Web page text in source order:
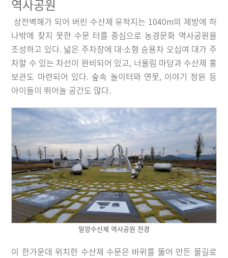
역사공원
상전벽해가 되어 버린 수산제 유적지는 1040m의 제방에 하
나밖에 찾지 못한 수문 터를 중심으로 농경문화 역사공원을
조성하고 있다. 넓은 주차장에 대·소형 승용차 오십여 대가 주
차할 수 있는 차선이 완비되어 있고, 너울림 마당과 수산제 홍
보관도 마련되어 있다. 숲속 놀이터와 연못, 이야기 정원 등
아이들이 뛰어놀 공간도 많다.
밀양수산제 역사공원 전경
이 한가운데 위치한 수산제 수문은 바위를 뚫어 만든 물길로